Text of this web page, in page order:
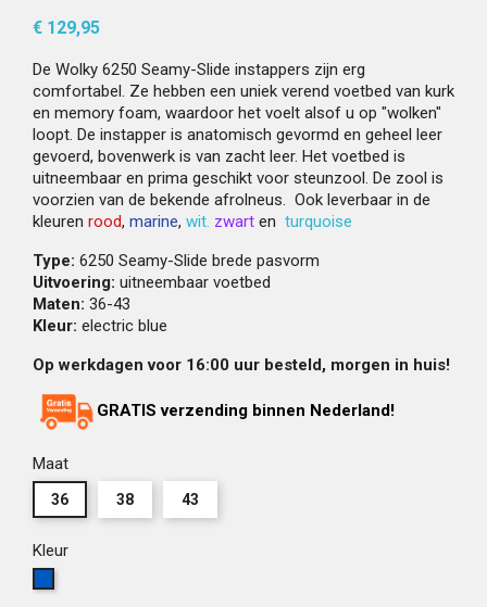
€ 129,95
De Wolky 6250 Seamy-Slide instappers zijn erg
comfortabel. Ze hebben een uniek verend voetbed van kurk
en memory foam, waardoor het voelt alsof u op "wolken"
loopt. De instapper is anatomisch gevormd en geheel leer
gevoerd, bovenwerk is van zacht leer. Het voetbed is
uitneembaar en prima geschikt voor steunzool. De zool is
voorzien van de bekende afrolneus. Ook leverbaar in de
kleuren rood, marine, wit. zwart en turquoise
Type: 6250 Seamy-Slide brede pasvorm
Uitvoering: uitneembaar voetbed
Maten: 36-43
Kleur: electric blue
Op werkdagen voor 16:00 uur besteld, morgen in huis!
GRATIS verzending binnen Nederland!
Maat
36 38 43
Kleur